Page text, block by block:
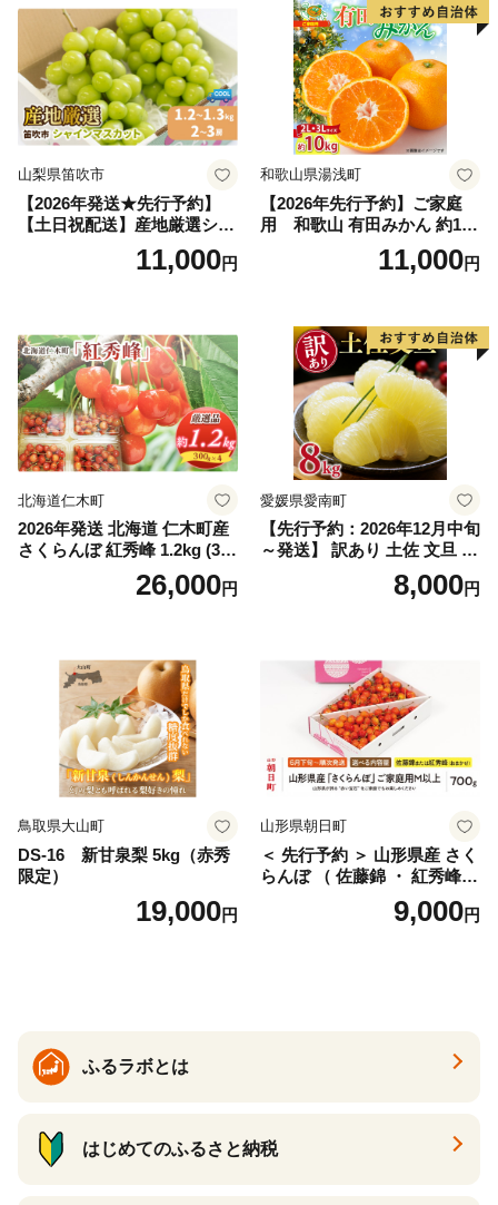
果肉 長野県産 小諸市
山梨県笛吹市
【2026年発送★先行予約】
【土日祝配送】産地厳選シャ
インマスカット1.2kg～1.3kg
（2房～3房）※沖縄・離島配
笛吹市 山梨県 フルーツ 果物
ぶどう 葡萄 大粒 シャインマ
スカット おすすめ シャイン
マスカット 贈答 ギフト 産地
笛吹市 シャインマスカット
笛吹 葡萄 国産 ぶどう 人気
国産 1.2kg 先行｜
11,000円
和歌山県湯浅町
【2026年先行予約】ご家庭
用 和歌山 有田みかん 約10k
g (2L、3Lサイズ)【湯浅町】
11,000円
北海道仁木町
2026年発送 北海道 仁木町産
さくらんぼ 紅秀峰 1.2kg (300
g×4パック) Lサイズ以上 旬
桜桃 産地直送 サクランボ チ
26,000円
愛媛県愛南町
【先行予約：2026年12月中旬
～発送】 訳あり 土佐 文旦 8k
g (Mサイズ以上サイズミック
ス) 8000円 わけあり ぶんた
産 農家直送 期間限定 特産品
サイズミックス くらもとフ
ァーム 愛南町 愛媛県
8,000円
鳥取県大山町
DS-16 新甘泉梨 5kg（赤秀
限定）
19,000円
山形県朝日町
＜ 先行予約 ＞ 山形県産 さく
らんぼ （ 佐藤錦 ・ 紅秀峰
） ご家庭用 M以上 700g 【20
26年6月下旬から7月上旬発
9,000円
ふるラボとは
はじめてのふるさと納税